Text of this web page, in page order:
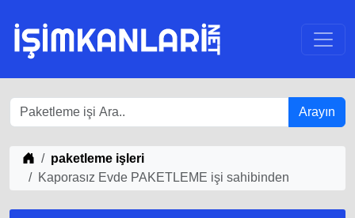
Arayın
iş Fikirleri
paketleme işleri
Kaporasız Evde PAKETLEME işi sahibinden